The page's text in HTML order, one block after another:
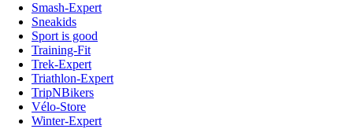
Smash-Expert
Sneakids
Sport is good
Training-Fit
Trek-Expert
Triathlon-Expert
TripNBikers
Vélo-Store
Winter-Expert